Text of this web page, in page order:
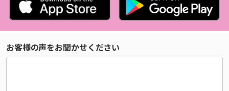
お客様の声をお聞かせください